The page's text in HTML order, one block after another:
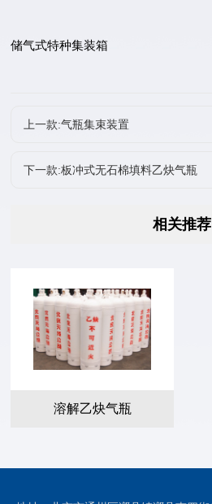
储气式特种集装箱
上一款:气瓶集束装置
下一款:板冲式无石棉填料乙炔气瓶
相关推荐
溶解乙炔气瓶